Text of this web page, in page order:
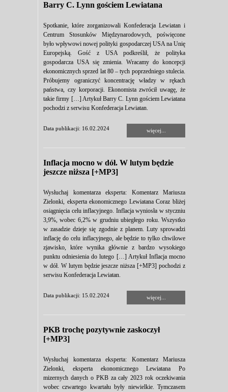
Barry C. Lynn gościem Lewiatana
Spotkanie, które zorganizowali Konfederacja Lewiatan i
Centrum Stosunków Międzynarodowych, poświęcone
było wpływowi nowej polityki gospodarczej USA na Unię
Europejską. Gość z USA podkreślił, że polityka
gospodarcza USA się zmienia. Wracamy do koncepcji
ekonomicznych sprzed lat 80 – tych poprzedniego stulecia.
Próbujemy ograniczyć koncentrację władzy w rękach
państwa, czy korporacji. Ekonomista zwrócił uwagę, że
takie firmy […] Artykuł Barry C. Lynn gościem Lewiatana
pochodzi z serwisu Konfederacja Lewiatan.
Data publikacji: 16.02.2024 więcej...
Inflacja mocno w dół. W lutym będzie
jeszcze niższa [+MP3]
Wysłuchaj komentarza eksperta: Komentarz Mariusza
Zielonki, eksperta ekonomicznego Lewiatana Coraz bliżej
osiągnięcia celu inflacyjnego. Inflacja wyniosła w styczniu
3,9%, wobec 6,2% w grudniu ubiegłego roku. Wszystko
w zasadzie dzieje się zgodnie z planem. Luty sprowadzi
inflację do celu inflacyjnego, ale będzie to tylko chwilowe
zjawisko, które wynika głównie z bardzo wysokiego
punktu odniesienia do lutego […] Artykuł Inflacja mocno
w dół. W lutym będzie jeszcze niższa [+MP3] pochodzi z
serwisu Konfederacja Lewiatan.
Data publikacji: 15.02.2024 więcej...
PKB trochę pozytywnie zaskoczył
[+MP3]
Wysłuchaj komentarza eksperta: Komentarz Mariusza
Zielonki, eksperta ekonomicznego Lewiatana Po
mizernych danych o PKB za cały 2023 rok oczekiwania
wobec czwartego kwartału były niewielkie. Tymczasem